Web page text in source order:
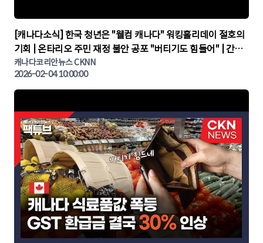
▶
[캐나다소식] 한국 청년은 "웰컴 캐나다" 워킹홀리데이 절호의
기회 | 온타리오 주민 재정 불안 공포 "버티기도 힘들어" | 간추
린 캐나다뉴스 | CKNNEWS, 캐나다코리안뉴스
캐나다코리안뉴스 CKNN
2026-02-04 10:00:00